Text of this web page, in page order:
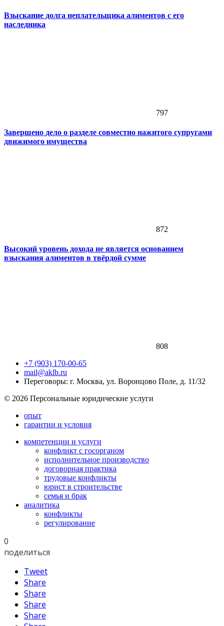
Взыскание долга неплательщика алиментов с его
наследника
797
Завершено дело о разделе совместно нажитого супругами
движимого имущества
872
Высокий уровень дохода не является основанием
взыскания алиментов в твёрдой сумме
808
+7 (903) 170-00-65
mail@aklb.ru
Переговоры: г. Москва, ул. Воронцово Поле, д. 11/32
© 2026 Персональные юридические услуги
опыт
гарантии и условия
компетенции и услуги
конфликт с госорганом
исполнительное производство
договорная практика
трудовые конфликты
юрист в строительстве
семья и брак
аналитика
конфликты
регулирование
0
поделиться
Tweet
Share
Share
Share
Share